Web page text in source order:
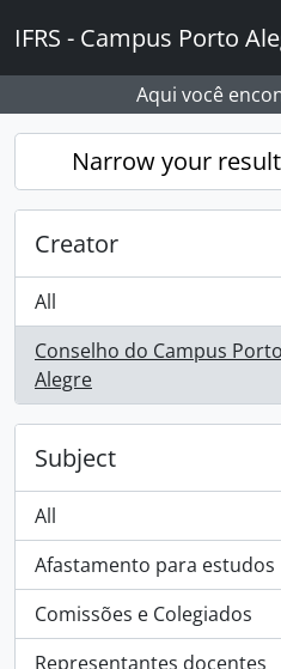
IFRS - Campus Porto
Aqui você
Narrow your
Creator
All
Conselho do Campus Porto
Alegre
, 1 results
Subject
All
Afastamento para estudos
, 1 results
Comissões e Colegiados
, 1 results
Representantes docentes